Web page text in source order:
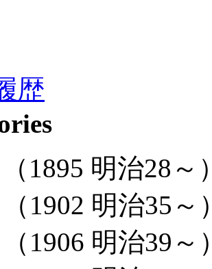
歴
1895 明治28～
1902 明治35～
1906 明治39～